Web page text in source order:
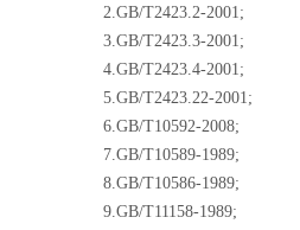
2.GB/T2423.2-2001;
3.GB/T2423.3-2001;
4.GB/T2423.4-2001;
5.GB/T2423.22-2001;
6.GB/T10592-2008;
7.GB/T10589-1989;
8.GB/T10586-1989;
9.GB/T11158-1989;